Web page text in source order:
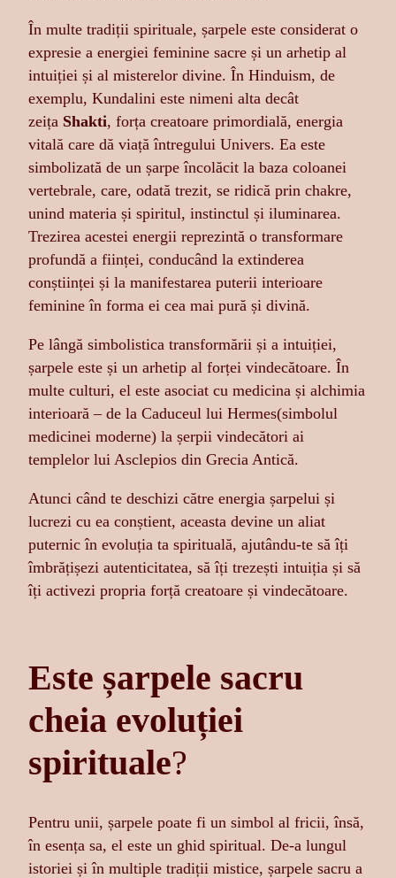
În multe tradiții spirituale, șarpele este considerat o
expresie a energiei feminine sacre și un arhetip al
intuiției și al misterelor divine. În Hinduism, de
exemplu, Kundalini este nimeni alta decât
zeița Shakti, forța creatoare primordială, energia
vitală care dă viață întregului Univers. Ea este
simbolizată de un șarpe încolăcit la baza coloanei
vertebrale, care, odată trezit, se ridică prin chakre,
unind materia și spiritul, instinctul și iluminarea.
Trezirea acestei energii reprezintă o transformare
profundă a ființei, conducând la extinderea
conștiinței și la manifestarea puterii interioare
feminine în forma ei cea mai pură și divină.
Pe lângă simbolistica transformării și a intuiției,
șarpele este și un arhetip al forței vindecătoare. În
multe culturi, el este asociat cu medicina și alchimia
interioară – de la Caduceul lui Hermes(simbolul
medicinei moderne) la șerpii vindecători ai
templelor lui Asclepios din Grecia Antică.
Atunci când te deschizi către energia șarpelui și
lucrezi cu ea conștient, aceasta devine un aliat
puternic în evoluția ta spirituală, ajutându-te să îți
îmbrățișezi autenticitatea, să îți trezești intuiția și să
îți activezi propria forță creatoare și vindecătoare.
Este șarpele sacru
cheia evoluției
spirituale?
Pentru unii, șarpele poate fi un simbol al fricii, însă,
în esența sa, el este un ghid spiritual. De-a lungul
istoriei și în multiple tradiții mistice, șarpele sacru a